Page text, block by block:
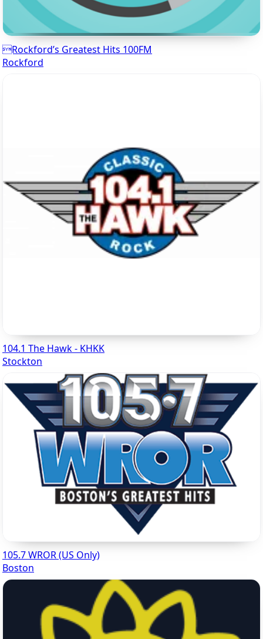
Rockford’s Greatest Hits 100FM
Rockford
104.1 The Hawk - KHKK
Stockton
105.7 WROR (US Only)
Boston